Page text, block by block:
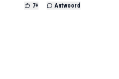
7+ Antwoord